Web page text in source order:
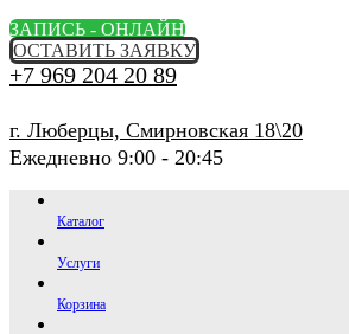
ЗАПИСЬ - ОНЛАЙН
ОСТАВИТЬ ЗАЯВКУ
+7 969 204 20 89
г. Люберцы, Смирновская 18\20
Ежедневно 9:00 - 20:45
Каталог
Услуги
Корзина